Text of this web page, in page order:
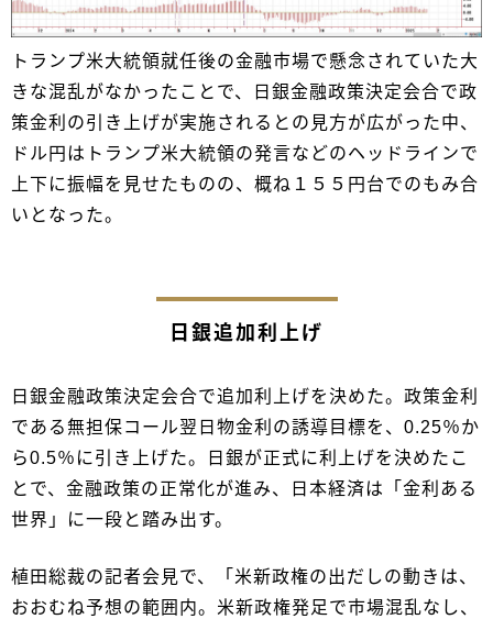
トランプ米大統領就任後の金融市場で懸念されていた大
きな混乱がなかったことで、日銀金融政策決定会合で政
策金利の引き上げが実施されるとの見方が広がった中、
ドル円はトランプ米大統領の発言などのヘッドラインで
上下に振幅を見せたものの、概ね１５５円台でのもみ合
いとなった。
日銀追加利上げ
日銀金融政策決定会合で追加利上げを決めた。政策金利
である無担保コール翌日物金利の誘導目標を、0.25％か
ら0.5％に引き上げた。日銀が正式に利上げを決めたこ
とで、金融政策の正常化が進み、日本経済は「金利ある
世界」に一段と踏み出す。
植田総裁の記者会見で、「米新政権の出だしの動きは、
おおむね予想の範囲内。米新政権発足で市場混乱なし、